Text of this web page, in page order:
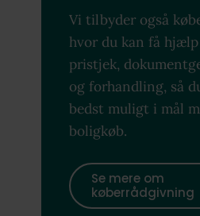
Vi tilbyder også
hvor du kan få
pristjek,
og forhandling, så
bedst muligt i mål
boligkøb.
Se mere om
køberrådgivning